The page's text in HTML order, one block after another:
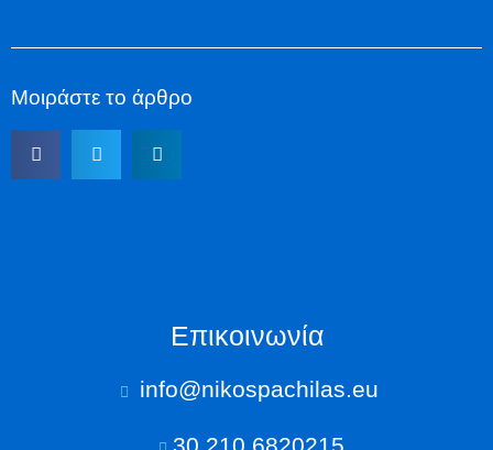
Μοιράστε το άρθρο
Επικοινωνία
info@nikospachilas.eu​